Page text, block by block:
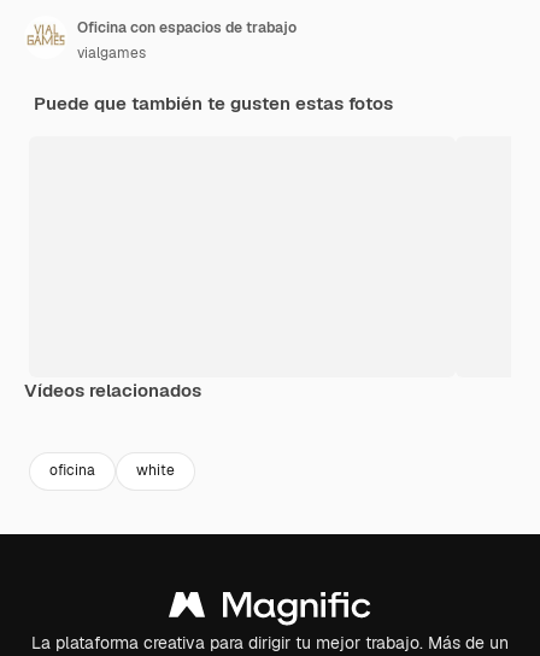
Oficina con espacios de trabajo
vialgames
Puede que también te gusten estas fotos
Vídeos relacionados
oficina white
La plataforma creativa para dirigir tu mejor trabajo. Más de un